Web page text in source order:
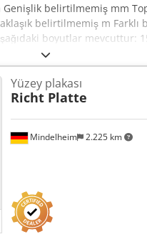
belirtilmemiş mm
belirtilmemiş m Farklı
boyutlar mevcuttur:
mm 210 x 130 mm
Mindelheim 2.225 km
Yüzey plakası
Richt Platte